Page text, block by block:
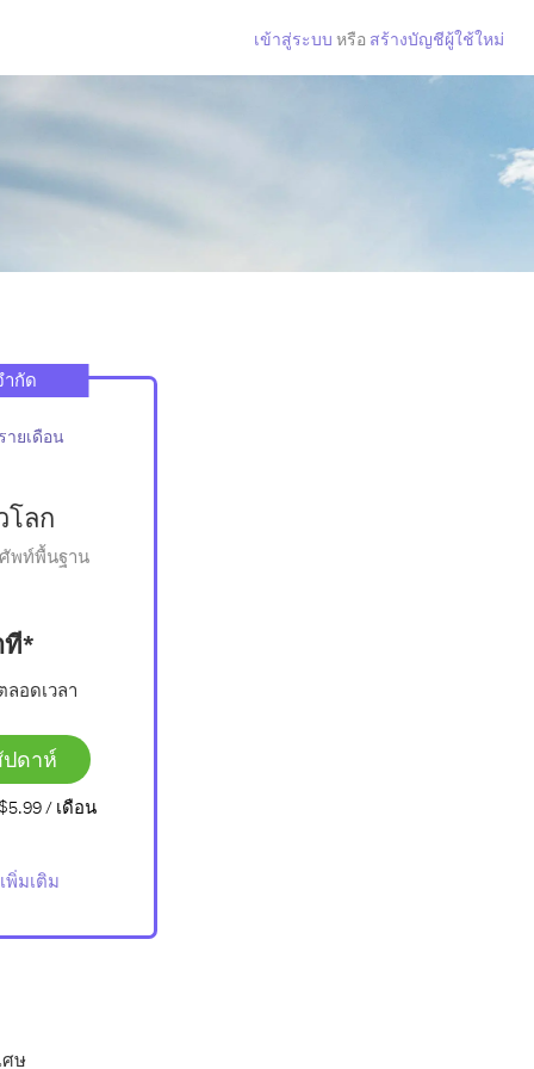
เข้าสู่ระบบ หรือ สร้างบัญชีผู้ใช้ใหม่
ำกัด
ายเดือน
โลก
พท์พื้นฐาน
ที*
อดเวลา
ปดาห์
/ เดือน
พิ่มเติม
ศษ